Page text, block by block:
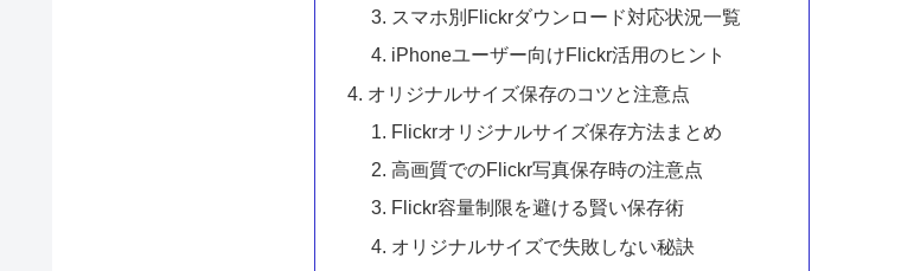
スマホ別Flickrダウンロード対応状況一覧
iPhoneユーザー向けFlickr活用のヒント
オリジナルサイズ保存のコツと注意点
Flickrオリジナルサイズ保存方法まとめ
高画質でのFlickr写真保存時の注意点
Flickr容量制限を避ける賢い保存術
オリジナルサイズで失敗しない秘訣